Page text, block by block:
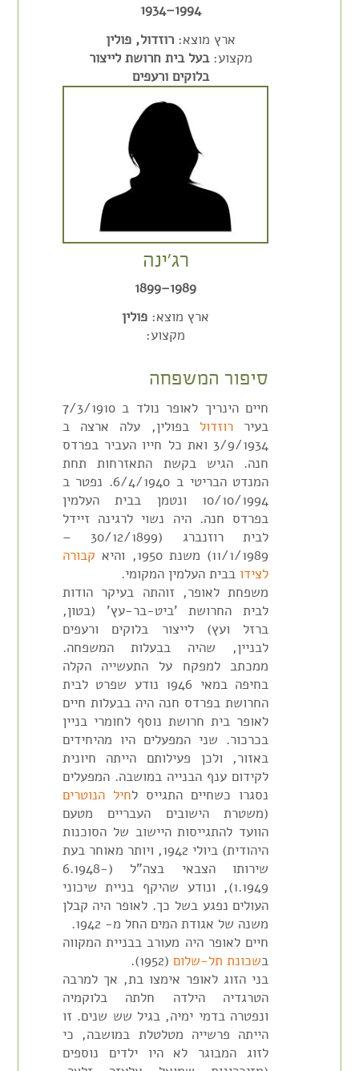
1994–1934
ארץ מוצא:רוזדול, פולין
מקצוע:בעל בית חרושת לייצור
בלוקים ורעפים
רג'ינה
1989–1899
ארץ מוצא: פולין
מקצוע:
סיפור המשפחה
חיים הינריך לאופר נולד ב 7/3/1910
בעיררוזדול בפולין, עלה ארצה ב
3/9/1934 ואת כל חייו העביר בפרדס
חנה. הגיש בקשת התאזרחות תחת
המנדט הבריטי ב 6/4/1940. נפטר ב
10/10/1994 ונטמן בבית העלמין
בפרדס חנה. היה נשוי לרגינה זיידל
לבית רוזנברג
(30/12/1899 –
11/1/1989)
משנת 1950, והיא
קבורה
לצידו בבית העלמין המקומי.
משפחת לאופר, זוהתה בעיקר הודות
לבית החרושת 'ביט-בר-עץ' (בטון,
ברזל ועץ) לייצור בלוקים ורעפים
לבניין, שהיה בבעלות המשפחה.
ממכתב למפקח על התעשייה הקלה
בחיפה במאי 1946 נודע שפרט לבית
החרושת בפרדס חנה היה בבעלות חיים
לאופר בית חרושת נוסף לחומרי בניין
בכרכור. שני המפעלים היו מהיחידים
באזור, ולכן פעילותם הייתה חיונית
לקידום ענף הבנייה במושבה. המפעלים
נסגרו כשחיים התגייס לחיל הנוטרים
(משטרת הישובים העבריים מטעם
הוועד להתגייסות היישוב של הסוכנות
היהודית) ביולי 1942, ויותר מאוחר בעת
שירותו הצבאי בצה"ל (6.1948-
1.1949), ונודע שהיקף בניית שיכוני
העולים נפגע בשל כך. לאופר היה קבלן
משנה של אגודת המים החל מ- 1942.
חיים לאופר היה מעורב בבניית המקווה
בשכונת תל-שלום(1952).
בני הזוג לאופר אימצו בת, אך למרבה
הטרגדיה הילדה חלתה בלוקמיה
ונפטרה בדמי ימיה, בגיל שש שנים. זו
הייתה פרשייה מטלטלת במושבה, כי
לזוג המבוגר לא היו ילדים נוספים